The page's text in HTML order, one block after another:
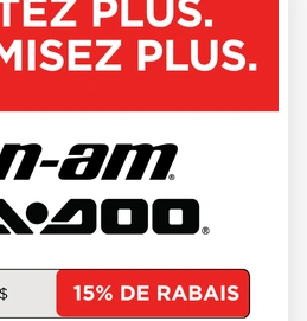
LIMITED 21 - 230